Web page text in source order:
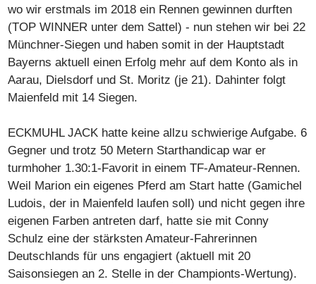
wo wir erstmals im 2018 ein Rennen gewinnen durften
(TOP WINNER unter dem Sattel) - nun stehen wir bei 22
Münchner-Siegen und haben somit in der Hauptstadt
Bayerns aktuell einen Erfolg mehr auf dem Konto als in
Aarau, Dielsdorf und St. Moritz (je 21). Dahinter folgt
Maienfeld mit 14 Siegen.
ECKMUHL JACK hatte keine allzu schwierige Aufgabe. 6
Gegner und trotz 50 Metern Starthandicap war er
turmhoher 1.30:1-Favorit in einem TF-Amateur-Rennen.
Weil Marion ein eigenes Pferd am Start hatte (Gamichel
Ludois, der in Maienfeld laufen soll) und nicht gegen ihre
eigenen Farben antreten darf, hatte sie mit Conny
Schulz eine der stärksten Amateur-Fahrerinnen
Deutschlands für uns engagiert (aktuell mit 20
Saisonsiegen an 2. Stelle in der Championts-Wertung).